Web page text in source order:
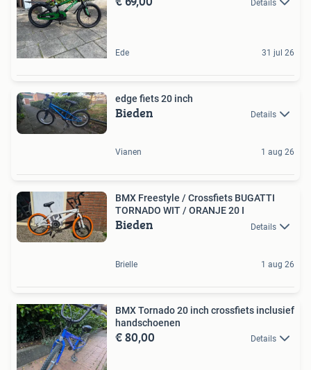
Details
Ede 31 jul 26
edge fiets 20 inch
Bieden Details
Vianen 1 aug 26
BMX Freestyle / Crossfiets BUGATTI
TORNADO WIT / ORANJE 20 I
Bieden Details
Brielle 1 aug 26
BMX Tornado 20 inch crossfiets inclusief
handschoenen
€ 80,00 Details